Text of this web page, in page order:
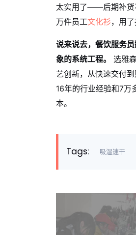
太实用了——后期补货
万件员工文化衫，用
说来说去，餐饮服务
象的系统工程。
选雅
艺创新，从快速交付
16年的行业经验和7万
本。
Tags: 吸湿速干